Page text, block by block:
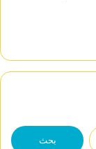
البحث